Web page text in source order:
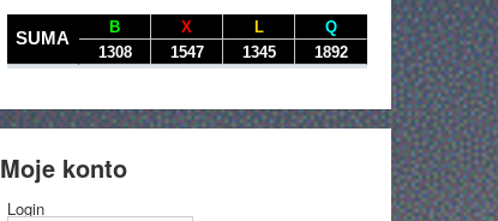
Moje konto
Login